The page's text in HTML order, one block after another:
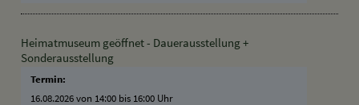
Heimatmuseum geöffnet - Dauerausstellung +
Sonderausstellung
Termin:
16.08.2026 von 14:00 bis 16:00 Uhr